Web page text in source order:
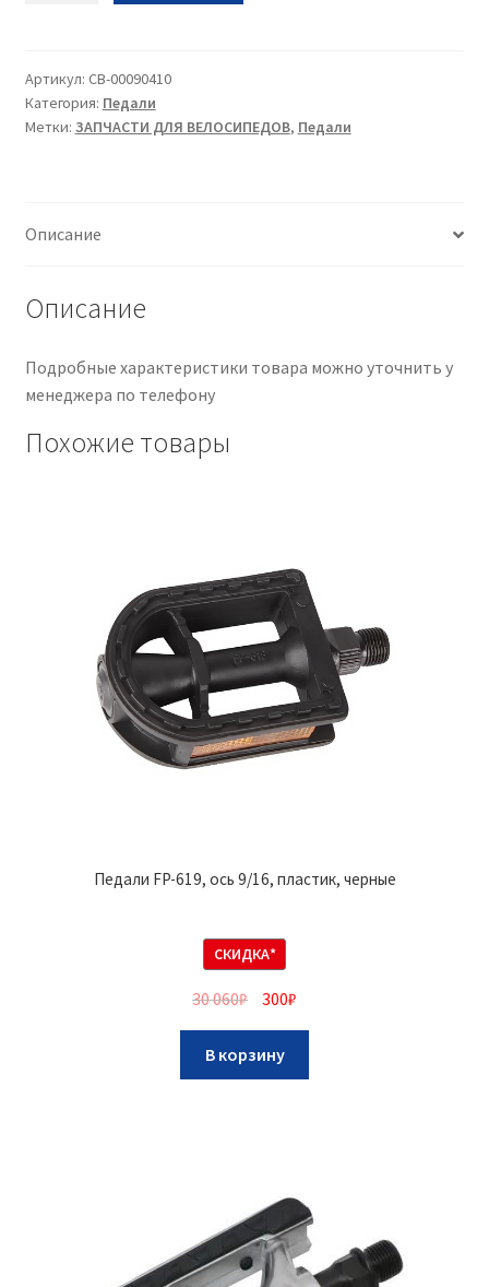
подшип,
с
резьбой
катафотами
18
Артикул: CB-00090410
Категория: Педали
Метки: ЗАПЧАСТИ ДЛЯ ВЕЛОСИПЕДОВ, Педали
Описание
Описание
Подробные характеристики товара можно уточнить у
менеджера по телефону
Похожие товары
Педали FP-619, ось 9/16, пластик, черные
СКИДКА*
30 060₽ 300₽
В корзину